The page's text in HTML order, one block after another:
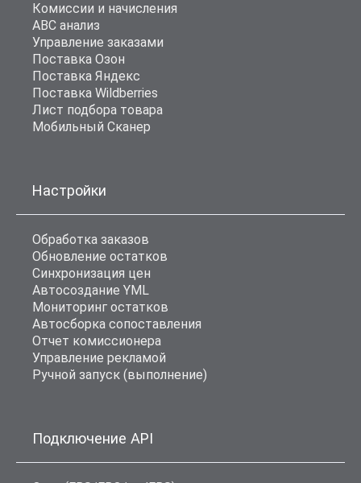
Комиссии и начисления
ABC анализ
Управление заказами
Поставка Озон
Поставка Яндекс
Поставка Wildberries
Лист подбора товара
Мобильный Сканер
Настройки
Обработка заказов
Обновление остатков
Синхронизация цен
Автосоздание YML
Мониторинг остатков
Автосборка сопоставления
Отчет комиссионера
Управление рекламой
Ручной запуск (выполнение)
Подключение API